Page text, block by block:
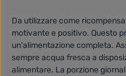
Da utilizzare come
motivante e positivo. Questo
un'alimentazione completa.
sempre acqua fresca a
alimentare. La porzione